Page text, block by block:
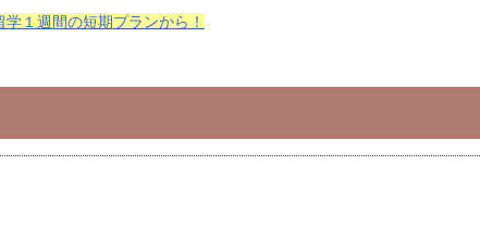
１週間の短期プランから！